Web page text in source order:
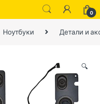
0
Ноутбуки Детали и
🔍